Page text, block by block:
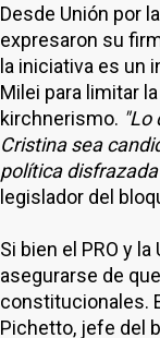
Desde Unión por
expresaron su
la iniciativa es un
Milei para limitar
kirchnerismo. "Lo
Cristina sea
política
legislador del
Si bien el PRO y
asegurarse de
constitucionales.
Pichetto, jefe del